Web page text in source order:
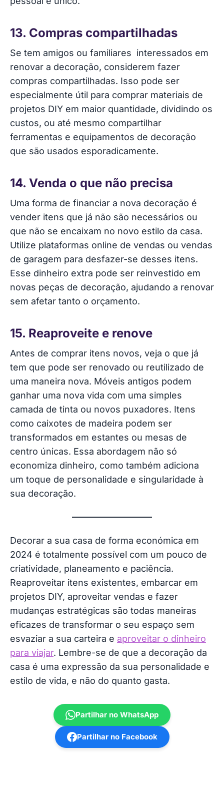
13. Compras compartilhadas
Se tem amigos ou familiares interessados em
renovar a decoração, considerem fazer
compras compartilhadas. Isso pode ser
especialmente útil para comprar materiais de
projetos DIY em maior quantidade, dividindo os
custos, ou até mesmo compartilhar
ferramentas e equipamentos de decoração
que são usados esporadicamente.
14. Venda o que não precisa
Uma forma de financiar a nova decoração é
vender itens que já não são necessários ou
que não se encaixam no novo estilo da casa.
Utilize plataformas online de vendas ou vendas
de garagem para desfazer-se desses itens.
Esse dinheiro extra pode ser reinvestido em
novas peças de decoração, ajudando a renovar
sem afetar tanto o orçamento.
15. Reaproveite e renove
Antes de comprar itens novos, veja o que já
tem que pode ser renovado ou reutilizado de
uma maneira nova. Móveis antigos podem
ganhar uma nova vida com uma simples
camada de tinta ou novos puxadores. Itens
como caixotes de madeira podem ser
transformados em estantes ou mesas de
centro únicas. Essa abordagem não só
economiza dinheiro, como também adiciona
um toque de personalidade e singularidade à
sua decoração.
Decorar a sua casa de forma económica em
2024 é totalmente possível com um pouco de
criatividade, planeamento e paciência.
Reaproveitar itens existentes, embarcar em
projetos DIY, aproveitar vendas e fazer
mudanças estratégicas são todas maneiras
eficazes de transformar o seu espaço sem
esvaziar a sua carteira e aproveitar o dinheiro
para viajar. Lembre-se de que a decoração da
casa é uma expressão da sua personalidade e
estilo de vida, e não do quanto gasta.
Partilhar no WhatsApp
Partilhar no Facebook